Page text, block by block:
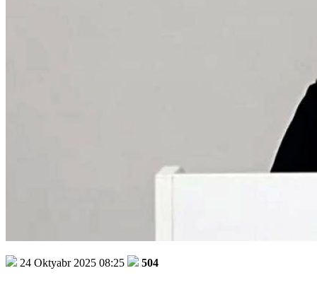
24 Oktyabr 2025 08:25 504